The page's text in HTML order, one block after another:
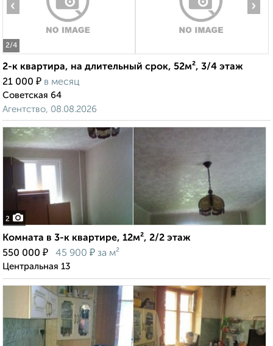
2/4
‹ ›
2-к квартира, на длительный срок, 52м², 3/4 этаж
21 000 ₽ в месяц
Советская 64
Агентство, 08.08.2026
2
Комната в 3-к квартире, 12м², 2/2 этаж
550 000 ₽ 45 900 ₽ за м²
Центральная 13